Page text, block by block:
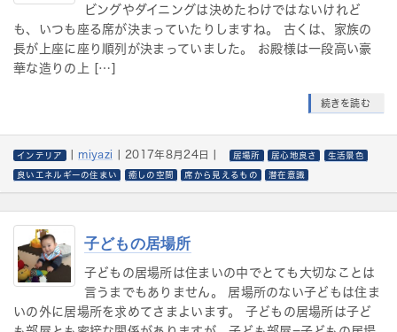
ビングやダイニングは決めたわけではないけれど
も、いつも座る席が決まっていたりしますね。 古くは、家族の
長が上座に座り順列が決まっていました。 お殿様は一段高い豪
華な造りの上 […]
続きを読む
インテリア |miyazi 2017年8月24日 居場所 居心地良さ 生活景色
良いエネルギーの住まい 癒しの空間 席から見えるもの 潜在意識
子どもの居場所
子どもの居場所は住まいの中でとても大切なことは
言うまでもありません。 居場所のない子どもは住ま
いの外に居場所を求めてさまよいます。 子どもの居場所は子ど